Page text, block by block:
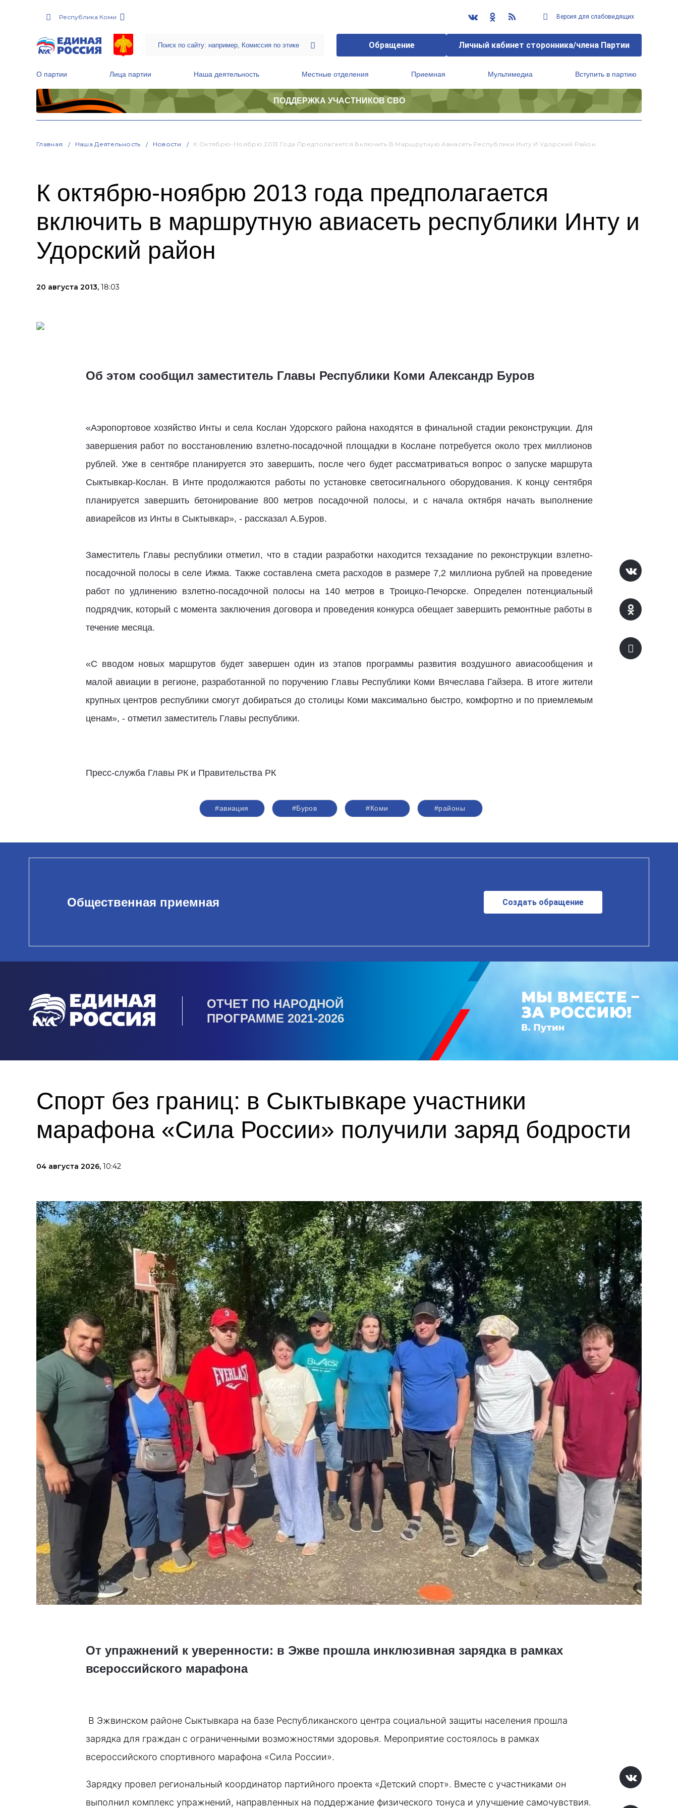
Республика Коми Версия для слабовидящих
Обращение Личный кабинет сторонника/члена Партии
О партии Лица партии Наша деятельность Местные отделения Приемная Мультимедиа Вступить в партию
ПОДДЕРЖКА УЧАСТНИКОВ СВО
Главная Наша Деятельность Новости К Октябрю-Ноябрю 2013 Года Предполагается Включить В Маршрутную Авиасеть Республики Инту И Удорский Район
К октябрю-ноябрю 2013 года предполагается
включить в маршрутную авиасеть республики Инту и
Удорский район
20 августа 2013, 18:03
Об этом сообщил заместитель Главы Республики Коми Александр Буров
«Аэропортовое хозяйство Инты и села Кослан Удорского района находятся в финальной стадии реконструкции. Для
завершения работ по восстановлению взлетно-посадочной площадки в Кослане потребуется около трех миллионов
рублей. Уже в сентябре планируется это завершить, после чего будет рассматриваться вопрос о запуске маршрута
Сыктывкар-Кослан. В Инте продолжаются работы по установке светосигнального оборудования. К концу сентября
планируется завершить бетонирование 800 метров посадочной полосы, и с начала октября начать выполнение
авиарейсов из Инты в Сыктывкар», - рассказал А.Буров.
Заместитель Главы республики отметил, что в стадии разработки находится техзадание по реконструкции взлетно-
посадочной полосы в селе Ижма. Также составлена смета расходов в размере 7,2 миллиона рублей на проведение
работ по удлинению взлетно-посадочной полосы на 140 метров в Троицко-Печорске. Определен потенциальный
подрядчик, который с момента заключения договора и проведения конкурса обещает завершить ремонтные работы в
течение месяца.
«С вводом новых маршрутов будет завершен один из этапов программы развития воздушного авиасообщения и
малой авиации в регионе, разработанной по поручению Главы Республики Коми Вячеслава Гайзера. В итоге жители
крупных центров республики смогут добираться до столицы Коми максимально быстро, комфортно и по приемлемым
ценам», - отметил заместитель Главы республики.
Пресс-служба Главы РК и Правительства РК
#авиация #Буров #Коми #районы
Общественная приемная Создать обращение
ОТЧЕТ ПО НАРОДНОЙ
ПРОГРАММЕ 2021-2026
Спорт без границ: в Сыктывкаре участники
марафона «Сила России» получили заряд бодрости
04 августа 2026, 10:42
От упражнений к уверенности: в Эжве прошла инклюзивная зарядка в рамках
всероссийского марафона
В Эжвинском районе Сыктывкара на базе Республиканского центра социальной защиты населения прошла
зарядка для граждан с ограниченными возможностями здоровья. Мероприятие состоялось в рамках
всероссийского спортивного марафона «Сила России».
Зарядку провел региональный координатор партийного проекта «Детский спорт». Вместе с участниками он
выполнил комплекс упражнений, направленных на поддержание физического тонуса и улучшение самочувствия.